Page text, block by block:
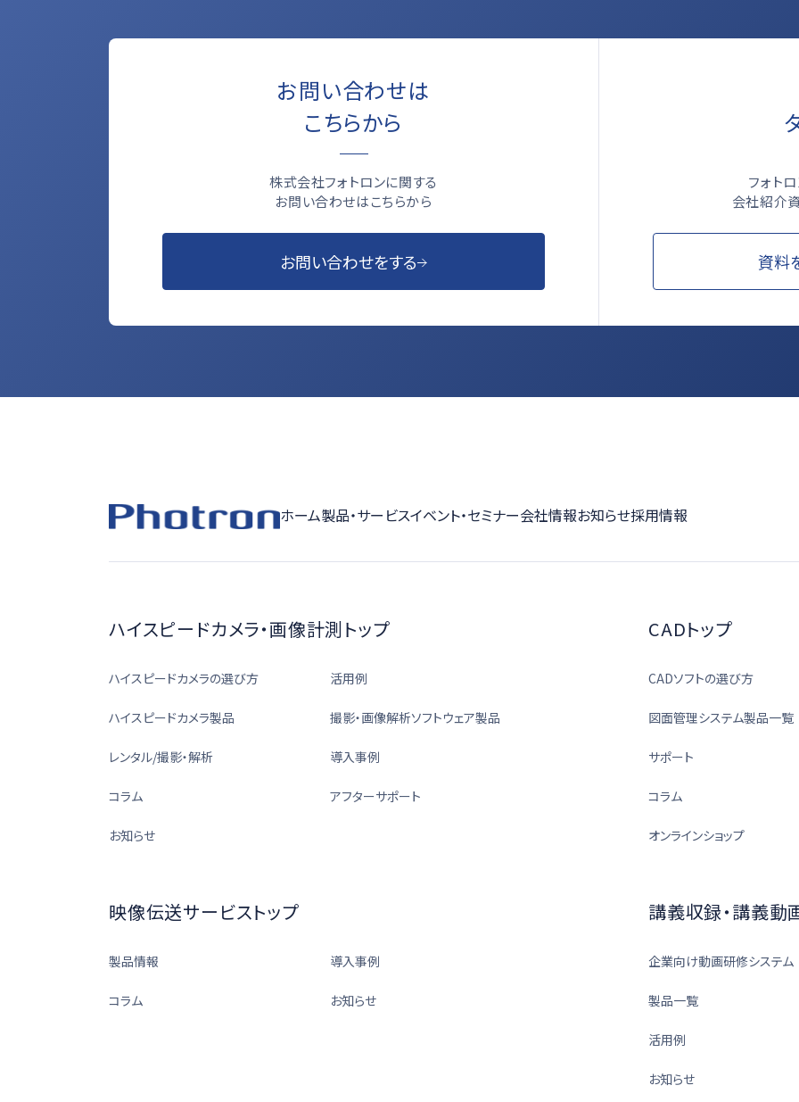
お問い合わせは
こちらから
株式会社フォトロンに関する
お問い合わせはこちらから
お問い合わせをする
フォト
会社紹介
資料
ホーム製品・サービスイベント・セミナー会社情報お知らせ採用情報
ハイスピードカメラ・画像計測トップ
ハイスピードカメラの選び方 活用例
ハイスピードカメラ製品 撮影・画像解析ソフトウェア製品
レンタル/撮影・解析 導入事例
コラム アフターサポート
お知らせ
CADトップ
CADソフトの選び方
図面管理システム製品一覧
サポート
コラム
オンラインショップ
映像伝送サービストップ
製品情報 導入事例
コラム お知らせ
講義収録・講義動
企業向け動画研修システム
製品一覧
活用例
お知らせ